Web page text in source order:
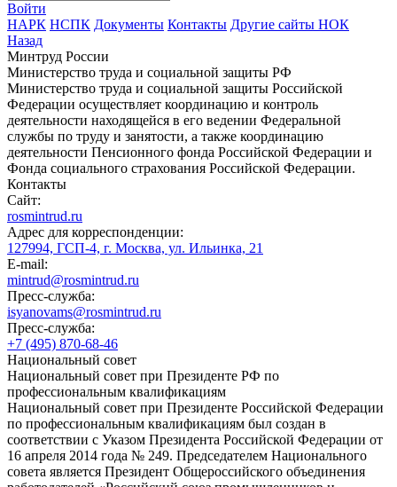
Войти
НАРК НСПК Документы Контакты Другие сайты НОК
Назад
Минтруд России
Министерство труда и социальной защиты РФ
Министерство труда и социальной защиты Российской
Федерации осуществляет координацию и контроль
деятельности находящейся в его ведении Федеральной
службы по труду и занятости, а также координацию
деятельности Пенсионного фонда Российской Федерации и
Фонда социального страхования Российской Федерации.
Контакты
Сайт:
rosmintrud.ru
Адрес для корреспонденции:
127994, ГСП-4, г. Москва, ул. Ильинка, 21
E-mail:
mintrud@rosmintrud.ru
Пресс-служба:
isyanovams@rosmintrud.ru
Пресс-служба:
+7 (495) 870-68-46
Национальный совет
Национальный совет при Президенте РФ по
профессиональным квалификациям
Национальный совет при Президенте Российской Федерации
по профессиональным квалификациям был создан в
соответствии с Указом Президента Российской Федерации от
16 апреля 2014 года № 249. Председателем Национального
совета является Президент Общероссийского объединения